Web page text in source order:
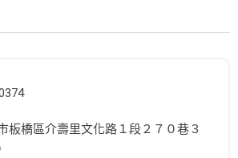
板橋區介壽里文化路１段２７０巷３